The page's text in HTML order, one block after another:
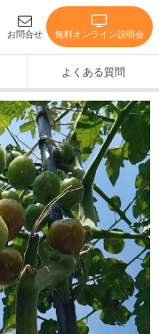
お問合せ 無料オンライン説明会
よくある質問